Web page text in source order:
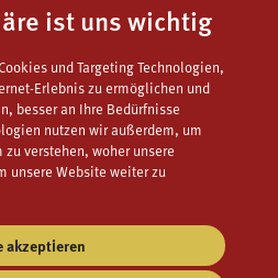
ist uns wichtig
und Targeting Technologien,
Erlebnis zu ermöglichen und
besser an Ihre Bedürfnisse
nutzen wir außerdem, um
verstehen, woher unsere
unsere Website weiter zu
akzeptieren